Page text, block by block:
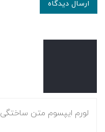
ارسال دیدگاه
لورم ایپسوم متن ساختگی